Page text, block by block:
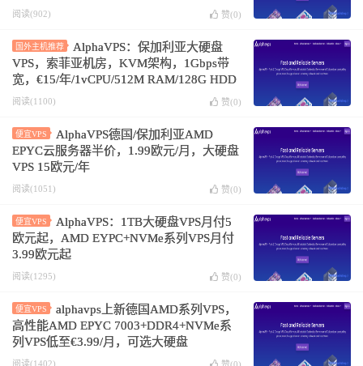
保加利亚索菲亚机房
阅读(902) 赞(0)
国外主机推荐
AlphaVPS：保加利亚大硬盘
VPS，索菲亚机房，KVM架构，1Gbps带
宽，€15/年/1vCPU/512M RAM/128G HDD
阅读(1100) 赞(0)
便宜VPS
AlphaVPS德国/保加利亚AMD
EPYC云服务器半价，1.99欧元/月，大硬盘
VPS 15欧元/年
阅读(1051) 赞(0)
便宜VPS
AlphaVPS：1TB大硬盘VPS月付5
欧元起，AMD EYPC+NVMe系列VPS月付
3.99欧元起
阅读(1295) 赞(0)
便宜VPS
alphavps上新德国AMD系列VPS，
高性能AMD EPYC 7003+DDR4+NVMe系
列VPS低至€3.99/月，可选大硬盘
阅读(1402)